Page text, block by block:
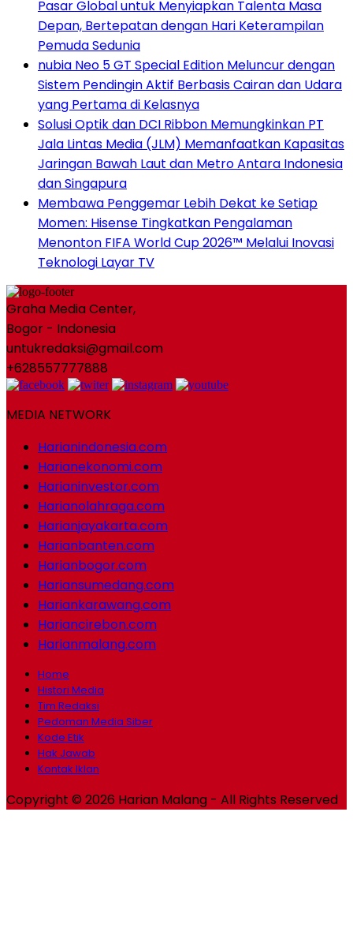
Pasar Global untuk Menyiapkan Talenta Masa
Depan, Bertepatan dengan Hari Keterampilan
Pemuda Sedunia
nubia Neo 5 GT Special Edition Meluncur dengan
Sistem Pendingin Aktif Berbasis Cairan dan Udara
yang Pertama di Kelasnya
Solusi Optik dan DCI Ribbon Memungkinkan PT
Jala Lintas Media (JLM) Memanfaatkan Kapasitas
Jaringan Bawah Laut dan Metro Antara Indonesia
dan Singapura
Membawa Penggemar Lebih Dekat ke Setiap
Momen: Hisense Tingkatkan Pengalaman
Menonton FIFA World Cup 2026™ Melalui Inovasi
Teknologi Layar TV
Graha Media Center,
Bogor - Indonesia
untukredaksi@gmail.com
+628557777888
MEDIA NETWORK
Harianindonesia.com
Harianekonomi.com
Harianinvestor.com
Harianolahraga.com
Harianjayakarta.com
Harianbanten.com
Harianbogor.com
Hariansumedang.com
Hariankarawang.com
Hariancirebon.com
Harianmalang.com
Home
Histori Media
Tim Redaksi
Pedoman Media Siber
Kode Etik
Hak Jawab
Kontak Iklan
Copyright © 2026 Harian Malang - All Rights Reserved